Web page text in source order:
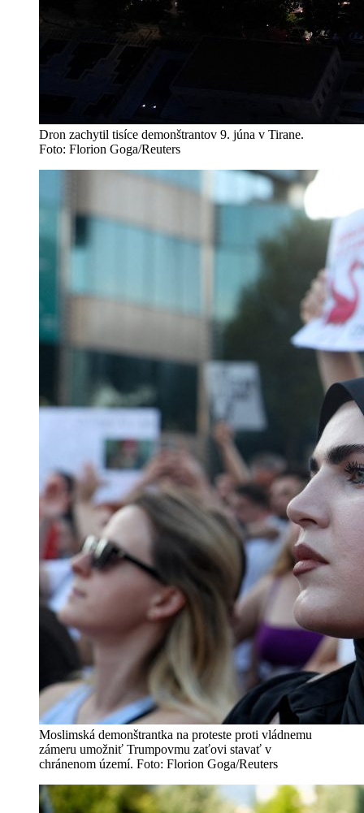
Dron zachytil tisíce demonštrantov 9. júna v Tirane.
Foto: Florion Goga/Reuters
Moslimská demonštrantka na proteste proti vládnemu
zámeru umožniť Trumpovmu zaťovi stavať v
chránenom území. Foto: Florion Goga/Reuters